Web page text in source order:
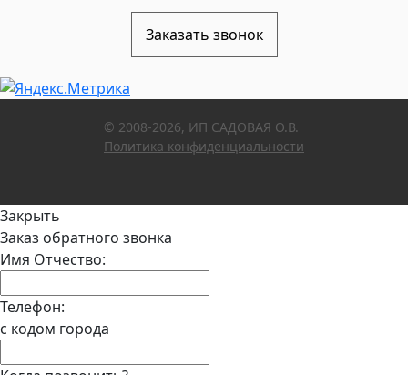
Заказать звонок
© 2008-2026, ИП САДОВАЯ О.В.
Политика конфиденциальности
Закрыть
Заказ обратного звонка
Имя Отчество:
Телефон:
с кодом города